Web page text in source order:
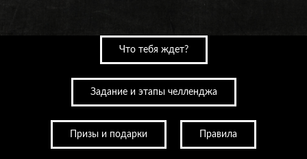
Что тебя ждет?
Задание и этапы челленджа
Призы и подарки Правила